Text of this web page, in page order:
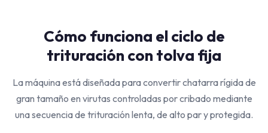
Cómo funciona el ciclo de
trituración con tolva fija
La máquina está diseñada para convertir chatarra rígida de
gran tamaño en virutas controladas por cribado mediante
una secuencia de trituración lenta, de alto par y protegida.